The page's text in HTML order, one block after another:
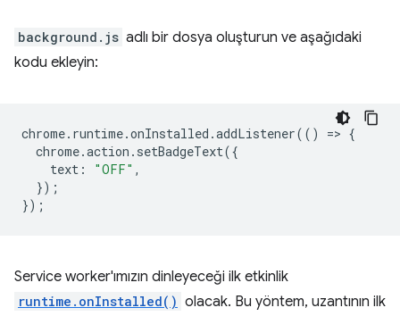
background.js adlı bir dosya oluşturun ve aşağıdaki
kodu ekleyin:
chrome. runtime.onInstalled .addListener(() => {
chrome.action . setBadgeText({
text : "OFF" ,
});
});
Service worker'ımızın dinleyeceği ilk etkinlik
runtime.onInstalled() olacak. Bu yöntem, uzantının ilk